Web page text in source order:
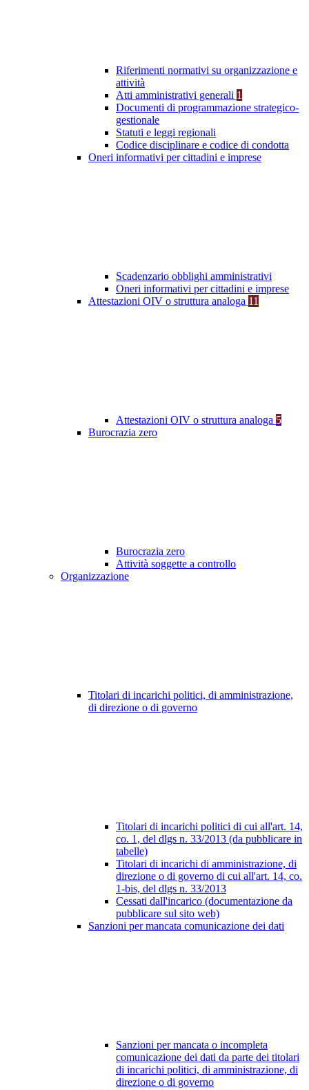
Riferimenti normativi su organizzazione e
attività
Atti amministrativi generali 1
Documenti di programmazione strategico-
gestionale
Statuti e leggi regionali
Codice disciplinare e codice di condotta
Oneri informativi per cittadini e imprese
Scadenzario obblighi amministrativi
Oneri informativi per cittadini e imprese
Attestazioni OIV o struttura analoga 11
Attestazioni OIV o struttura analoga 5
Burocrazia zero
Burocrazia zero
Attività soggette a controllo
Organizzazione
Titolari di incarichi politici, di amministrazione,
di direzione o di governo
Titolari di incarichi politici di cui all'art. 14,
co. 1, del dlgs n. 33/2013 (da pubblicare in
tabelle)
Titolari di incarichi di amministrazione, di
direzione o di governo di cui all'art. 14, co.
1-bis, del dlgs n. 33/2013
Cessati dall'incarico (documentazione da
pubblicare sul sito web)
Sanzioni per mancata comunicazione dei dati
Sanzioni per mancata o incompleta
comunicazione dei dati da parte dei titolari
di incarichi politici, di amministrazione, di
direzione o di governo